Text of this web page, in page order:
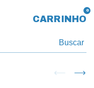
CARRINHO
0
Buscar